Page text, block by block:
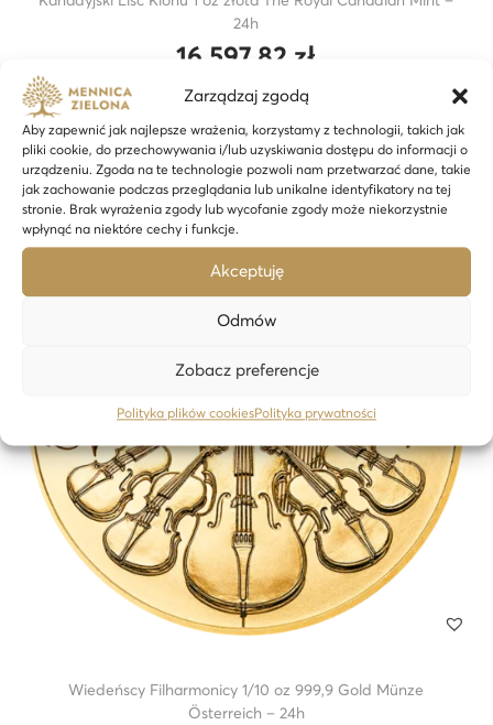
Zarządzaj zgodą
Aby zapewnić jak najlepsze wrażenia, korzystamy z technologii, takich jak
pliki cookie, do przechowywania i/lub uzyskiwania dostępu do informacji o
urządzeniu. Zgoda na te technologie pozwoli nam przetwarzać dane, takie
jak zachowanie podczas przeglądania lub unikalne identyfikatory na tej
stronie. Brak wyrażenia zgody lub wycofanie zgody może niekorzystnie
wpłynąć na niektóre cechy i funkcje.
Akceptuję
Odmów
Zobacz preferencje
Polityka plików cookiesPolityka prywatności
24h
16 597,82 zł
Dodaj do koszyka
Wiedeńscy Filharmonicy 1/10 oz 999,9 Gold Münze
Österreich – 24h
24H